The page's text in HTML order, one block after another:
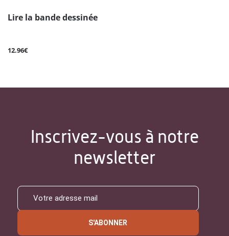
Lire la bande dessinée
12.96€
Inscrivez-vous à notre
newsletter
S'ABONNER